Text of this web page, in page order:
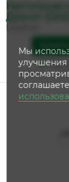
Настольная
Диксит (Dixit)
На
Дата
Мы
улучшения